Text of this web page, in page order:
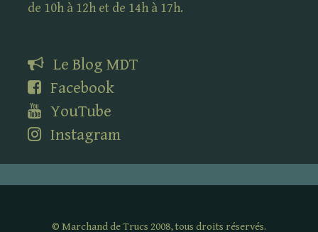
de 10h à 12h et de 14h à 17h.
Le Blog MDT
Facebook
YouTube
Instagram
© Marchand de Trucs 2008, tous droits réservés.